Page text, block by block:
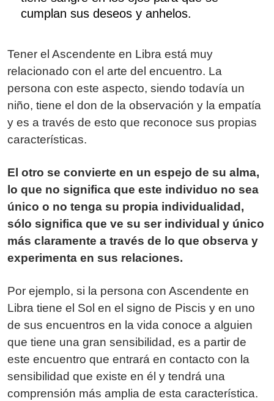
cumplan sus deseos y anhelos.
Tener el Ascendente en Libra está muy
relacionado con el arte del encuentro. La
persona con este aspecto, siendo todavía un
niño, tiene el don de la observación y la empatía
y es a través de esto que reconoce sus propias
características.
El otro se convierte en un espejo de su alma,
lo que no significa que este individuo no sea
único o no tenga su propia individualidad,
sólo significa que ve su ser individual y único
más claramente a través de lo que observa y
experimenta en sus relaciones.
Por ejemplo, si la persona con Ascendente en
Libra tiene el Sol en el signo de Piscis y en uno
de sus encuentros en la vida conoce a alguien
que tiene una gran sensibilidad, es a partir de
este encuentro que entrará en contacto con la
sensibilidad que existe en él y tendrá una
comprensión más amplia de esta característica.